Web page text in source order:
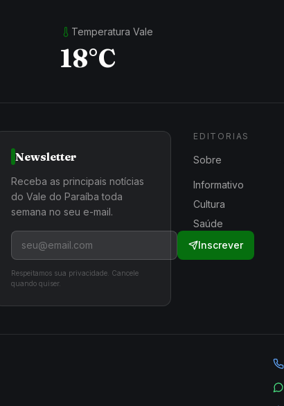
Temperatura Vale
18°C
Newsletter
Receba as principais notícias
do Vale do Paraíba toda
semana no seu e-mail.
Inscrever
Respeitamos sua privacidade. Cancele
quando quiser.
EDITORIAS
Sobre
Informativo
Cultura
Saúde